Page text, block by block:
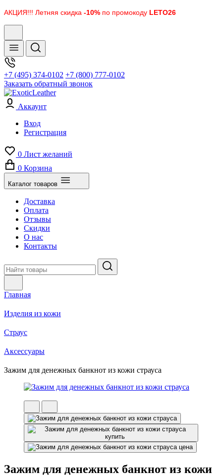
АКЦИЯ!!! Летняя скидка -10% по промокоду LETO26
+7 (495) 374-0102 +7 (800) 777-0102
Заказать обратный звонок
Аккаунт
Вход
Регистрация
0 Лист желаний
0 Корзина
Каталог товаров
Доставка
Оплата
Отзывы
Скидки
О нас
Контакты
Главная
Изделия из кожи
Страус
Аксессуары
Зажим для денежных банкнот из кожи страуса
Зажим для денежных банкнот из кожи